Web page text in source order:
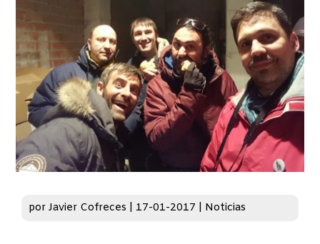
porJavier Cofreces 17-01-2017 Noticias